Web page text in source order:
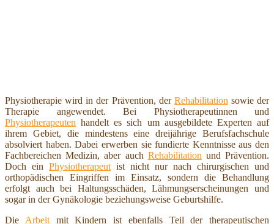
Physiotherapie wird in der Prävention, der Rehabilitation sowie der
Therapie angewendet. Bei Physiotherapeutinnen und
Physiotherapeuten handelt es sich um ausgebildete Experten auf
ihrem Gebiet, die mindestens eine dreijährige Berufsfachschule
absolviert haben. Dabei erwerben sie fundierte Kenntnisse aus den
Fachbereichen Medizin, aber auch Rehabilitation und Prävention.
Doch ein Physiotherapeut ist nicht nur nach chirurgischen und
orthopädischen Eingriffen im Einsatz, sondern die Behandlung
erfolgt auch bei Haltungsschäden, Lähmungserscheinungen und
sogar in der Gynäkologie beziehungsweise Geburtshilfe.
Die Arbeitmit Kindern ist ebenfalls Teil der therapeutischen